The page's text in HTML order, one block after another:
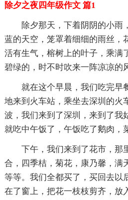
除夕之夜四年级作文 篇1
除夕那天，下着阴阴的小雨
蓝的天空，笼罩着细细的雨丝，
活有生气，榕树上的叶子，乘满
碧绿的，时不时吹来一阵凉凉的
就在这个早晨，我们吃完早
地来到火车站，乘坐去深圳的火
波，我们来到了深圳，来到了我
就吃中午饭了，午饭吃了鹅肉，
下午，我们来到了花市，那
合，四季桔，菊花，康乃馨，满
等等。我们全都买了，买回去以
在了窗上，把花一枝枝剪齐，放